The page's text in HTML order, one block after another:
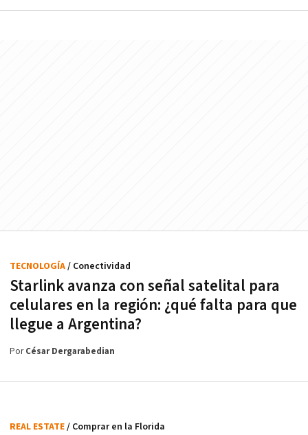
Starlink avanza con señal satelital para
celulares en la región: ¿qué falta para que
llegue a Argentina?
TECNOLOGÍA/ Conectividad
PorCésar Dergarabedian
REAL ESTATE/ Comprar en la Florida